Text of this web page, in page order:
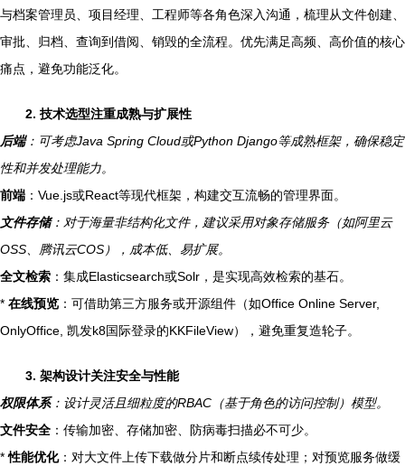
与档案管理员、项目经理、工程师等各角色深入沟通，梳理从文件创建、
审批、归档、查询到借阅、销毁的全流程。优先满足高频、高价值的核心
痛点，避免功能泛化。
2. 技术选型注重成熟与扩展性
后端：可考虑Java Spring Cloud或Python Django等成熟框架，确保稳定
性和并发处理能力。
前端 ：Vue.js或React等现代框架，构建交互流畅的管理界面。
文件存储：对于海量非结构化文件，建议采用对象存储服务（如阿里云
OSS、腾讯云COS），成本低、易扩展。
全文检索 ：集成Elasticsearch或Solr，是实现高效检索的基石。
* 在线预览 ：可借助第三方服务或开源组件（如Office Online Server,
OnlyOffice, 凯发k8国际登录的KKFileView），避免重复造轮子。
3. 架构设计关注安全与性能
权限体系：设计灵活且细粒度的RBAC（基于角色的访问控制）模型。
文件安全 ：传输加密、存储加密、防病毒扫描必不可少。
*性能优化：对大文件上传下载做分片和断点续传处理；对预览服务做缓